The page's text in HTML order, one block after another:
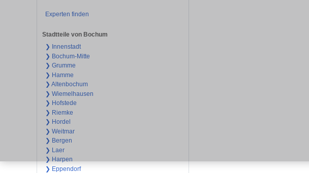
Experten finden
Stadtteile von Bochum
❯ Innenstadt
❯ Bochum-Mitte
❯ Grumme
❯ Hamme
❯ Altenbochum
❯ Wiemelhausen
❯ Hofstede
❯ Riemke
❯ Hordel
❯ Weitmar
❯ Bergen
❯ Laer
❯ Harpen
❯ Eppendorf